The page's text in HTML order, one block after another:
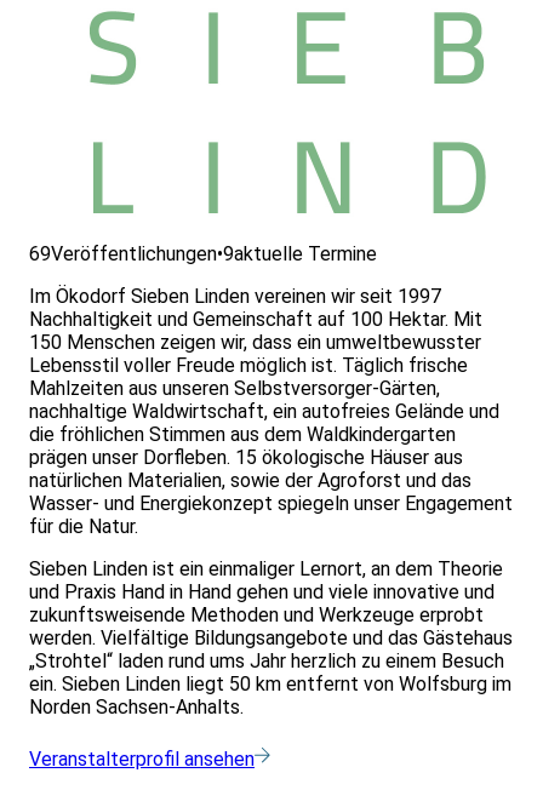
69Veröffentlichungen•9aktuelle Termine
Im Ökodorf Sieben Linden vereinen wir seit 1997
Nachhaltigkeit und Gemeinschaft auf 100 Hektar. Mit
150 Menschen zeigen wir, dass ein umweltbewusster
Lebensstil voller Freude möglich ist. Täglich frische
Mahlzeiten aus unseren Selbstversorger-Gärten,
nachhaltige Waldwirtschaft, ein autofreies Gelände und
die fröhlichen Stimmen aus dem Waldkindergarten
prägen unser Dorfleben. 15 ökologische Häuser aus
natürlichen Materialien, sowie der Agroforst und das
Wasser- und Energiekonzept spiegeln unser Engagement
für die Natur.
Sieben Linden ist ein einmaliger Lernort, an dem Theorie
und Praxis Hand in Hand gehen und viele innovative und
zukunftsweisende Methoden und Werkzeuge erprobt
werden. Vielfältige Bildungsangebote und das Gästehaus
„Strohtel“ laden rund ums Jahr herzlich zu einem Besuch
ein. Sieben Linden liegt 50 km entfernt von Wolfsburg im
Norden Sachsen-Anhalts.
Veranstalterprofil ansehen